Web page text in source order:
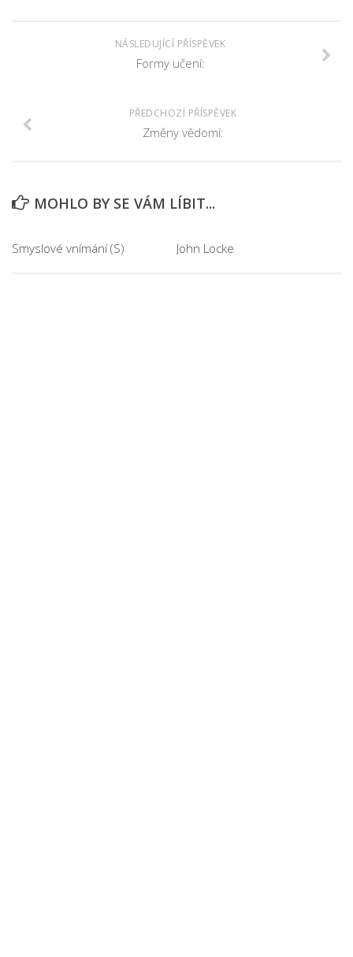
NÁSLEDUJÍCÍ PŘÍSPĚVEK
Formy učení:
PŘEDCHOZÍ PŘÍSPĚVEK
Změny vědomí:
MOHLO BY SE VÁM LÍBIT...
Smyslové vnímání (S) John Locke